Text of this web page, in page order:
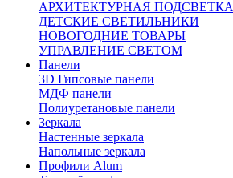
АРХИТЕКТУРНАЯ ПОДСВЕТКА
ДЕТСКИЕ СВЕТИЛЬНИКИ
НОВОГОДНИЕ ТОВАРЫ
УПРАВЛЕНИЕ СВЕТОМ
Панели
3D Гипсовые панели
МДФ панели
Полиуретановые панели
Зеркала
Настенные зеркала
Напольные зеркала
Профили Alum